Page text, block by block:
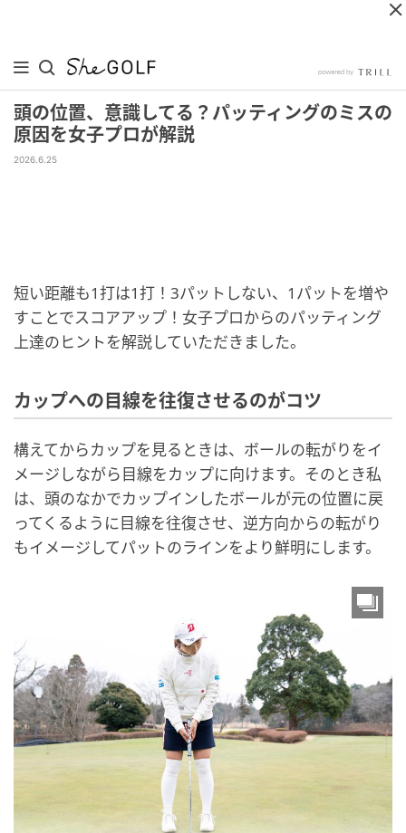
頭の位置、意識してる？パッティングのミスの
原因を女子プロが解説
2026.6.25
短い距離も1打は1打！3パットしない、1パットを増や
すことでスコアアップ！女子プロからのパッティング
上達のヒントを解説していただきました。
カップへの目線を往復させるのがコツ
構えてからカップを見るときは、ボールの転がりをイ
メージしながら目線をカップに向けます。そのとき私
は、頭のなかでカップインしたボールが元の位置に戻
ってくるように目線を往復させ、逆方向からの転がり
もイメージしてパットのラインをより鮮明にします。